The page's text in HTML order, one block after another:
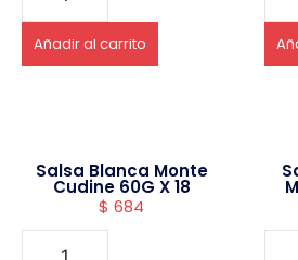
Añadir al carrito
Salsa Blanca Monte
Cudine 60G X 18
$ 684